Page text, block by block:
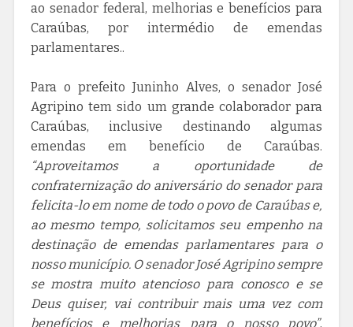
ao senador federal, melhorias e benefícios para
Caraúbas, por intermédio de emendas
parlamentares..
Para o prefeito Juninho Alves, o senador José
Agripino tem sido um grande colaborador para
Caraúbas, inclusive destinando algumas
emendas em benefício de Caraúbas.
“Aproveitamos a oportunidade de
confraternização do aniversário do senador para
felicita-lo em nome de todo o povo de Caraúbas e,
ao mesmo tempo, solicitamos seu empenho na
destinação de emendas parlamentares para o
nosso município. O senador José Agripino sempre
se mostra muito atencioso para conosco e se
Deus quiser, vai contribuir mais uma vez com
benefícios e melhorias para o nosso povo”,